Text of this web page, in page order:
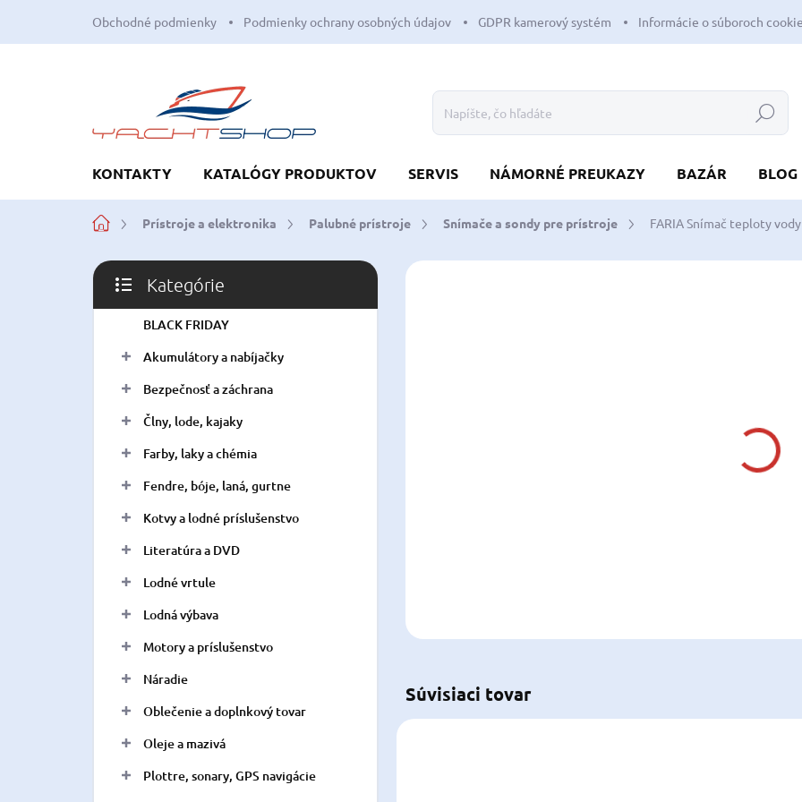
obsah
Obchodné podmienky Podmienky ochrany osobných údajov GDPR kamerový systém Informácie o súboroch
Hľadať
KONTAKTY KATALÓGY PRODUKTOV SERVIS NÁMORNÉ PREUKAZY BAZÁR BLOG
DomovPrístroje a elektronika Palubné prístroje Snímače a sondy pre prístroje FARIA Snímač teploty vody
B
č
Preskočiť
kategórie
Kategórie
BLACK FRIDAY
Akumulátory a nabíjačky
Bezpečnosť a záchrana
Člny, lode, kajaky
Farby, laky a chémia
Fendre, bóje, laná, gurtne
Kotvy a lodné príslušenstvo
Literatúra a DVD
Lodné vrtule
Lodná výbava
Motory a príslušenstvo
Náradie
Oblečenie a doplnkový tovar
Oleje a mazivá
Plottre, sonary, GPS navigácie
Súvisiaci tovar